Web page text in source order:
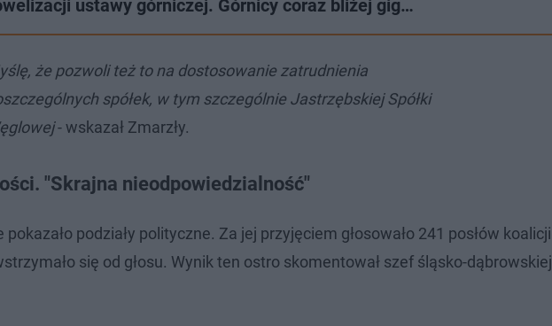
ustawy górniczej. Górnicy coraz bliżej gig…
że pozwoli też to na dostosowanie zatrudnienia
spółek, w tym szczególnie Jastrzębskiej Spółki
- wskazał Zmarzły.
"Skrajna nieodpowiedzialność"
podziały polityczne. Za jej przyjęciem głosowało 241 posłów koalicji
się od głosu. Wynik ten ostro skomentował szef śląsko-dąbrowskiej